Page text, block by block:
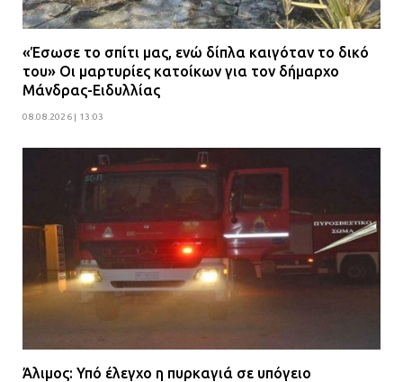
«Έσωσε το σπίτι μας, ενώ δίπλα καιγόταν το δικό
του» Οι μαρτυρίες κατοίκων για τον δήμαρχο
Μάνδρας-Ειδυλλίας
08.08.2026 | 13:03
Άλιμος: Υπό έλεγχο η πυρκαγιά σε υπόγειο